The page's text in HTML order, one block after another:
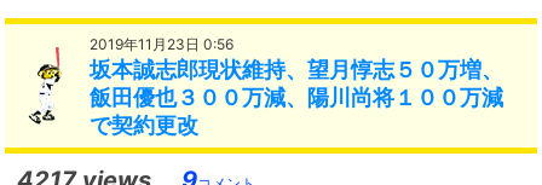
2019年11月23日 0:56
坂本誠志郎現状維持、望月惇志５０万増、
飯田優也３００万減、陽川尚将１００万減
で契約更改